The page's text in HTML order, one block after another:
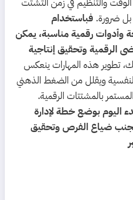
ضرورة. فباستخدام
وأدوات رقمية مناسبة، يمكن
الرقمية وتحقيق إنتاجية
تطوير هذه المهارات ينعكس
ويقلل من الضغط الذهني
بالمشتتات الرقمية.
اليوم بوضع خطة لإدارة
ضياع الفرص وتحقيق